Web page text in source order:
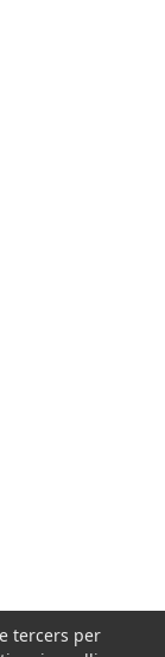
tercers per